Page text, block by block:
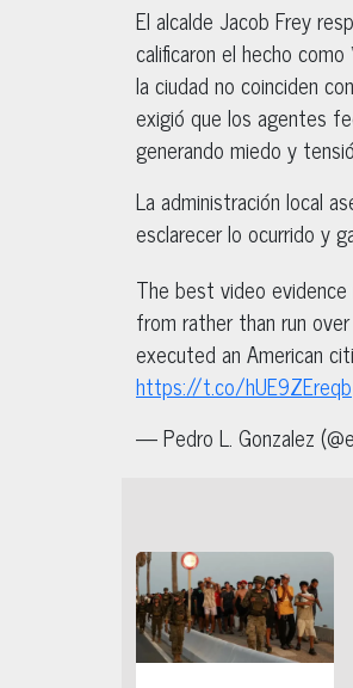
El alcalde Jacob Frey
calificaron el hecho
la ciudad no coinciden
exigió que los agentes
generando miedo y
La administración local
esclarecer lo ocurrido y
The best video
from rather than run
executed an American
https://t.co/hUE9ZEreqb
— Pedro L. Gonzalez